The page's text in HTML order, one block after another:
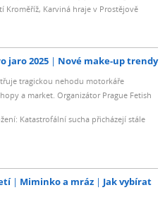
Kroměříž, Karviná hraje v Prostějově
jaro 2025 Nové make-up trendy
tragickou nehodu motorkáře
a market. Organizátor Prague Fetish
Katastrofální sucha přicházejí stále
Miminko a mráz
Jak vybírat